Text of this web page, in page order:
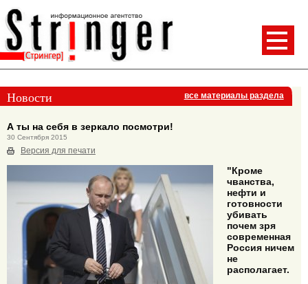
Новости все материалы раздела
А ты на себя в зеркало посмотри!
30 Сентября 2015
Версия для печати
"Кроме
чванства,
нефти и
готовности
убивать
почем зря
современная
Россия ничем
не
располагает.